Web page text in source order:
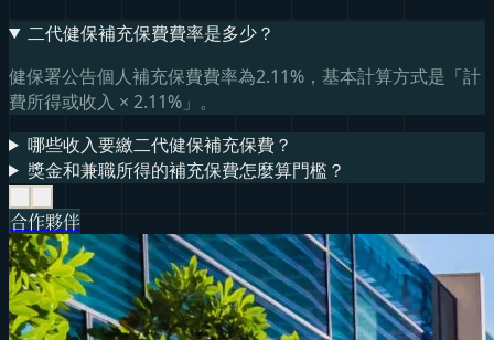
二代健保補充保費費率是多少？
健保署公告個人補充保費費率為2.11%，基本計算方式是「計
費所得或收入 × 2.11%」。
哪些收入要繳二代健保補充保費？
獎金和兼職所得的補充保費怎麼算門檻？
合作夥伴